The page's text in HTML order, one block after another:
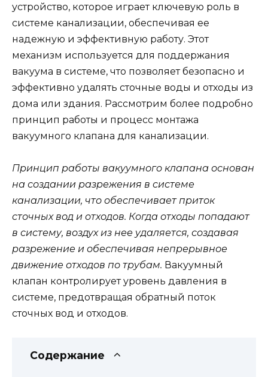
устройство, которое играет ключевую роль в
системе канализации, обеспечивая ее
надежную и эффективную работу. Этот
механизм используется для поддержания
вакуума в системе, что позволяет безопасно и
эффективно удалять сточные воды и отходы из
дома или здания. Рассмотрим более подробно
принцип работы и процесс монтажа
вакуумного клапана для канализации.
Принцип работы вакуумного клапана основан
на создании разрежения в системе
канализации, что обеспечивает приток
сточных вод и отходов. Когда отходы попадают
в систему, воздух из нее удаляется, создавая
разрежение и обеспечивая непрерывное
движение отходов по трубам. Вакуумный
клапан контролирует уровень давления в
системе, предотвращая обратный поток
сточных вод и отходов.
Содержание